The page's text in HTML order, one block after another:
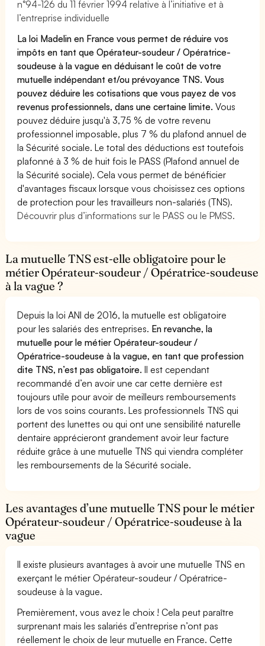
n°94-126 du 11 février 1994 relative à l’initiative et à
l’entreprise individuelle
La loi Madelin en France vous permet de réduire vos
impôts en tant que Opérateur-soudeur / Opératrice-
soudeuse à la vague en déduisant le coût de votre
mutuelle indépendant et/ou prévoyance TNS. Vous
pouvez déduire les cotisations que vous payez de vos
revenus professionnels, dans une certaine limite.Vous
pouvez déduire jusqu'à 3,75 % de votre revenu
professionnel imposable, plus 7 % du plafond annuel de
la Sécurité sociale. Le total des déductions est toutefois
plafonné à 3 % de huit fois le PASS (Plafond annuel de
la Sécurité sociale). Cela vous permet de bénéficier
d'avantages fiscaux lorsque vous choisissez ces options
de protection pour les travailleurs non-salariés (TNS).
Découvrir plus d’informations sur le PASS ou le PMSS.
La mutuelle TNS est-elle obligatoire pour le
métier Opérateur-soudeur / Opératrice-soudeuse
à la vague ?
Depuis la loi ANI de 2016, la mutuelle est obligatoire
pour les salariés des entreprises. En revanche, la
mutuelle pour le métier Opérateur-soudeur /
Opératrice-soudeuse à la vague, en tant que profession
dite TNS, n’est pas obligatoire.Il est cependant
recommandé d’en avoir une car cette dernière est
toujours utile pour avoir de meilleurs remboursements
lors de vos soins courants. Les professionnels TNS qui
portent des lunettes ou qui ont une sensibilité naturelle
dentaire apprécieront grandement avoir leur facture
réduite grâce à une mutuelle TNS qui viendra compléter
les remboursements de la Sécurité sociale.
Les avantages d’une mutuelle TNS pour le métier
Opérateur-soudeur / Opératrice-soudeuse à la
vague
Il existe plusieurs avantages à avoir une mutuelle TNS en
exerçant le métier Opérateur-soudeur / Opératrice-
soudeuse à la vague.
Premièrement, vous avez le choix ! Cela peut paraître
surprenant mais les salariés d’entreprise n’ont pas
réellement le choix de leur mutuelle en France. Cette